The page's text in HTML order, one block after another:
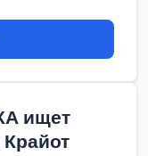
ищет